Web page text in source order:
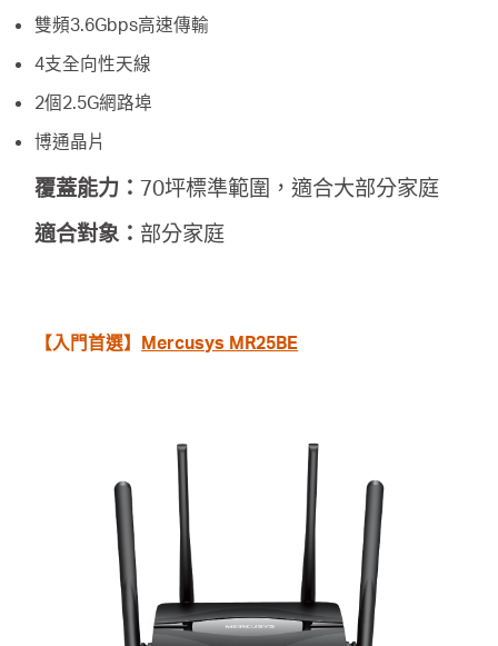
雙頻3.6Gbps高速傳輸
4支全向性天線
2個2.5G網路埠
博通晶片
覆蓋能力：70坪標準範圍，適合大部分家庭
適合對象： 部分家庭
【入門首選】 Mercusys MR25BE